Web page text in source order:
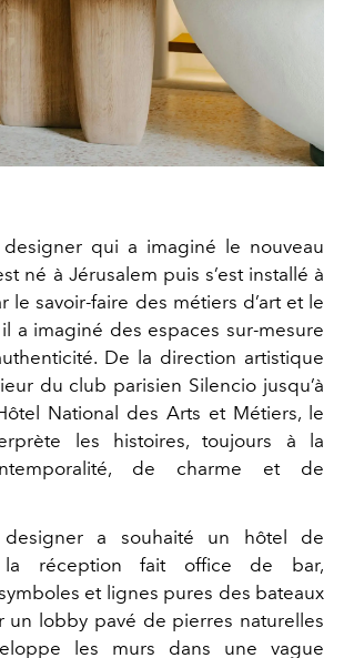
designer qui a imaginé le nouveau
né à Jérusalem puis s’est installé à
le savoir-faire des métiers d’art et le
a imaginé des espaces sur-mesure
De la direction artistique
du club parisien Silencio jusqu’à
National des Arts et Métiers, le
les histoires, toujours à la
de charme et de
a souhaité un hôtel de
la réception fait office de bar,
et lignes pures des bateaux
un lobby pavé de pierres naturelles
les murs dans une vague